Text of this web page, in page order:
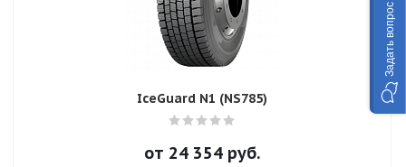
IceGuard N1 (NS785)
от 24 354 руб.
Задать вопрос